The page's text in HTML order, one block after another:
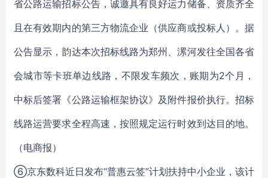
省公路运输招标公告，诚邀具有良好运力储备、资质齐全
且在有效期内的第三方物流企业（供应商或投标人）。据
公告显示，韵达本次招标线路为郑州、漯河发往全国各省
会城市等卡班单边线路，不限发车频次，账期为2个月，
中标后签署《公路运输框架协议》及附件报价执行。招标
线路运营要求全程高速，按照规定运行时效到达目的地。
（电商报）
⑥京东数科近日发布“普惠云签”计划扶持中小企业，该计